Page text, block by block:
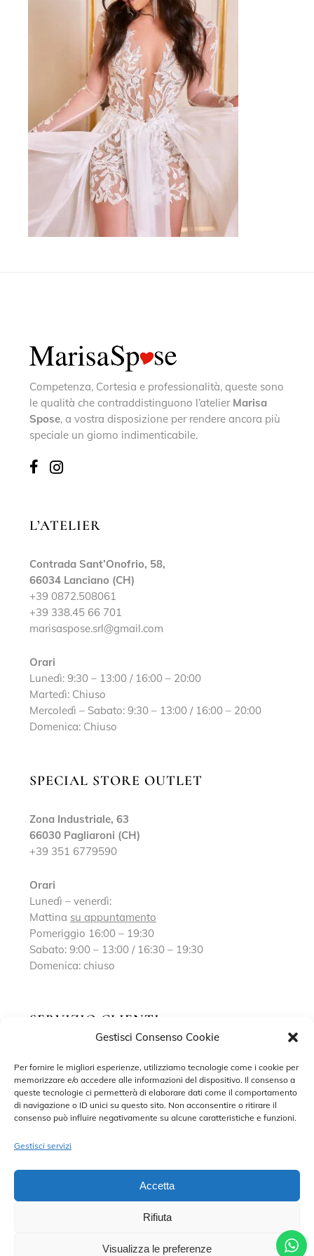
Gestisci Consenso Cookie
Per fornire le migliori esperienze, utilizziamo tecnologie come i cookie per
memorizzare e/o accedere alle informazioni del dispositivo. Il consenso a
queste tecnologie ci permetterà di elaborare dati come il comportamento
di navigazione o ID unici su questo sito. Non acconsentire o ritirare il
consenso può influire negativamente su alcune caratteristiche e funzioni.
Gestisci servizi
Accetta
Rifiuta
Visualizza le preferenze
Competenza, Cortesia e professionalità, queste sono
le qualità che contraddistinguono l’atelier Marisa
Spose, a vostra disposizione per rendere ancora più
speciale un giorno indimenticabile.
L’ATELIER
Contrada Sant’Onofrio, 58,
66034 Lanciano (CH)
+39 0872.508061
+39 338.45 66 701
marisaspose.srl@gmail.com
Orari
Lunedì: 9:30 – 13:00 / 16:00 – 20:00
Martedì: Chiuso
Mercoledì – Sabato: 9:30 – 13:00 / 16:00 – 20:00
Domenica: Chiuso
SPECIAL STORE OUTLET
Zona Industriale, 63
66030 Pagliaroni (CH)
+39 351 6779590
Orari
Lunedì – venerdì:
Mattina su appuntamento
Pomeriggio 16:00 – 19:30
Sabato: 9:00 – 13:00 / 16:30 – 19:30
Domenica: chiuso
SERVIZIO CLIENTI
Contatti
Privacy Policy
CONTRADA SANT’ONOFRIO, 58, 66034 LANCIANO (CH) P. IVA
02227590698 – DEVELOPED BY ADRIANO DI MATTEO